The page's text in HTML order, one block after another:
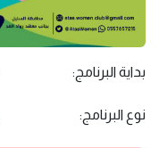
بداية البرنامج:
نوع البرنامج: